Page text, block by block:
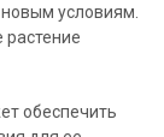
условиям.
растение
обеспечить